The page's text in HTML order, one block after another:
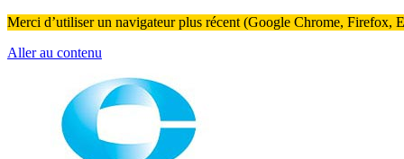
Merci d’utiliser un navigateur plus récent (Google Chrome, Firefox,
Aller au contenu